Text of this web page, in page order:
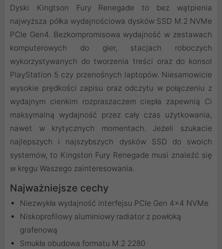
Dyski Kingtson Fury Renegade to bez wątpienia
najwyższa półka wydajnościowa dysków SSD M.2 NVMe
PCIe Gen4. Bezkompromisowa wydajność w zestawach
komputerowych do gier, stacjach roboczych
wykorzystywanych do tworzenia treści oraz do konsol
PlayStation 5 czy przenośnych laptopów. Niesamowicie
wysokie prędkości zapisu oraz odczytu w połączeniu z
wydajnym cienkim rozpraszaczem ciepła zapewnią Ci
maksymalną wydajność przez cały czas użytkowania,
nawet w krytycznych momentach. Jeżeli szukacie
najlepszych i najszybszych dysków SSD do swoich
systemów, to Kingston Fury Renegade musi znaleźć się
w kręgu Waszego zainteresowania.
Najważniejsze cechy
Niezwykła wydajność interfejsu PCIe Gen 4x4 NVMe
Niskoprofilowy aluminiowy radiator z powłoką
grafenową
Smukła obudowa formatu M.2 2280